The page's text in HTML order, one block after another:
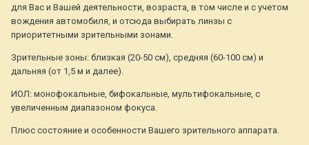
для Вас и Вашей деятельности, возраста, в том числе и с учетом
вождения автомобиля, и отсюда выбирать линзы с
приоритетными зрительными зонами.
Зрительные зоны: близкая (20-50 см), средняя (60-100 см) и
дальняя (от 1,5 м и далее).
ИОЛ: монофокальные, бифокальные, мультифокальные, с
увеличенным диапазоном фокуса.
Плюс состояние и особенности Вашего зрительного аппарата.